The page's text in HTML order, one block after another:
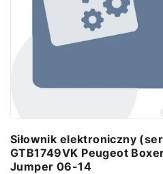
Siłownik elektroniczny
GTB1749VK Peugeot
Jumper 06-14